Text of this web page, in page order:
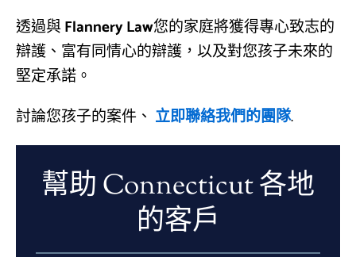
透過與Flannery Law您的家庭將獲得專心致志的
辯護、富有同情心的辯護，以及對您孩子未來的
堅定承諾。
討論您孩子的案件、 立即聯絡我們的團隊.
幫助 Connecticut 各地
的客戶